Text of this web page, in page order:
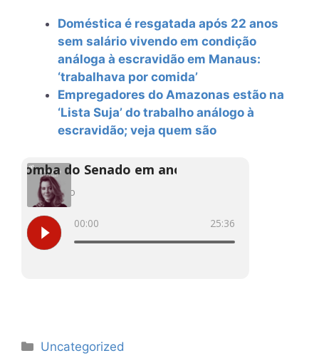
Doméstica é resgatada após 22 anos
sem salário vivendo em condição
análoga à escravidão em Manaus:
‘trabalhava por comida’
Empregadores do Amazonas estão na
‘Lista Suja’ do trabalho análogo à
escravidão; veja quem são
Categorias
Uncategorized